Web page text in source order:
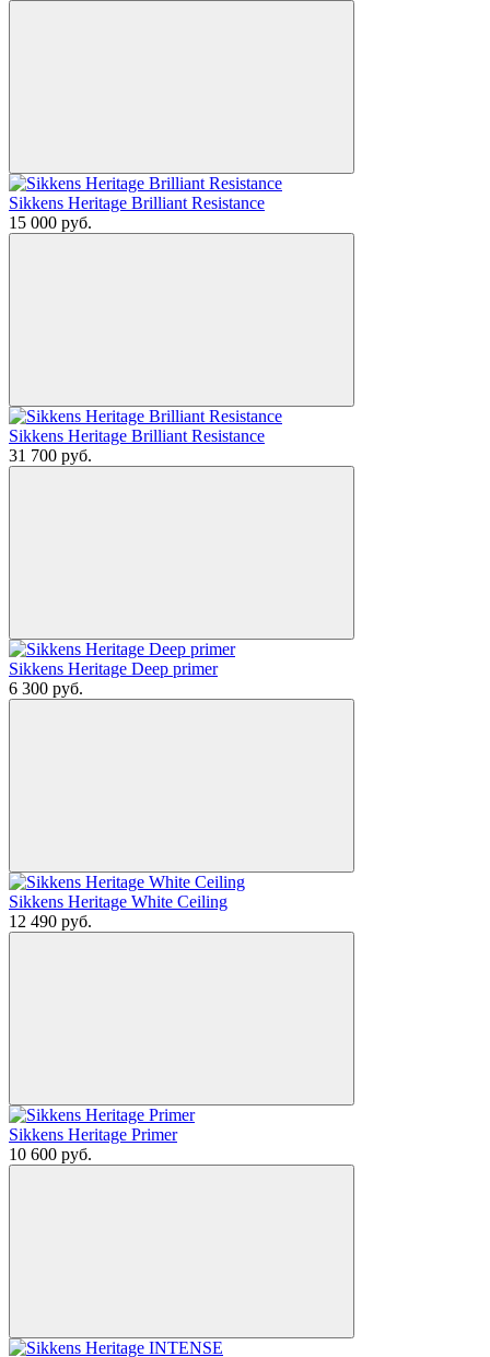
Sikkens Heritage Brilliant Resistance
15 000 руб.
Sikkens Heritage Brilliant Resistance
31 700 руб.
Sikkens Heritage Deep primer
6 300 руб.
Sikkens Heritage White Ceiling
12 490 руб.
Sikkens Heritage Primer
10 600 руб.